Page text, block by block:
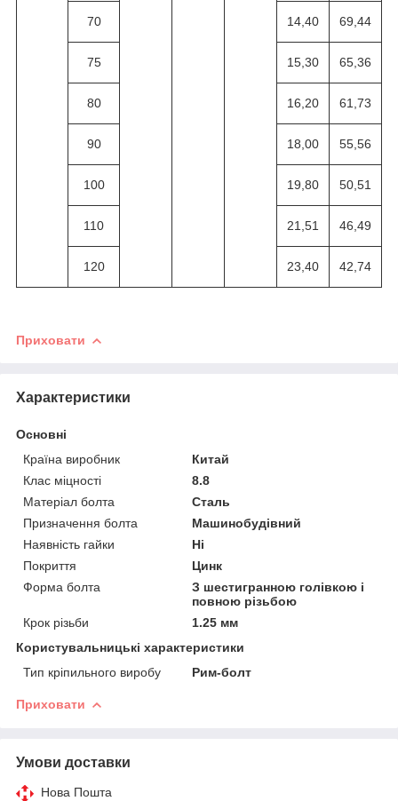
70 14,40 69,44
75 15,30 65,36
80 16,20 61,73
90 18,00 55,56
100 19,80 50,51
110 21,51 46,49
120 23,40 42,74
Приховати
Характеристики
Основні
Країна виробник
Китай
Клас міцності
8.8
Матеріал болта
Сталь
Призначення болта
Машинобудівний
Наявність гайки
Ні
Покриття
Цинк
Форма болта
З шестигранною голівкою і
повною різьбою
Крок різьби
1.25 мм
Користувальницькі характеристики
Тип кріпильного виробу
Рим-болт
Приховати
Умови доставки
Нова Пошта